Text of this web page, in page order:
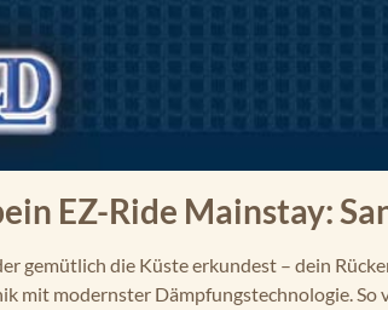
EZ-Ride Mainstay:
gemütlich die Küste erkundest – dein
mit modernster Dämpfungstechnologie. So